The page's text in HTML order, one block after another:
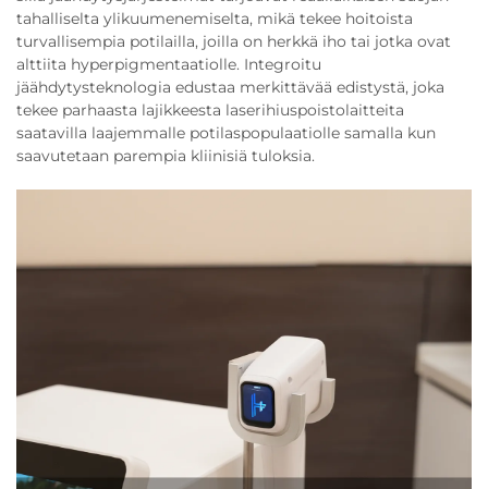
tahalliselta ylikuumenemiselta, mikä tekee hoitoista
turvallisempia potilailla, joilla on herkkä iho tai jotka ovat
alttiita hyperpigmentaatiolle. Integroitu
jäähdytysteknologia edustaa merkittävää edistystä, joka
tekee parhaasta lajikkeesta laserihiuspoistolaitteita
saatavilla laajemmalle potilaspopulaatiolle samalla kun
saavutetaan parempia kliinisiä tuloksia.